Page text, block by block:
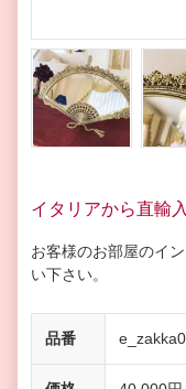
イタリアから直輸
お客様のお部屋のイ
い下さい。
品番